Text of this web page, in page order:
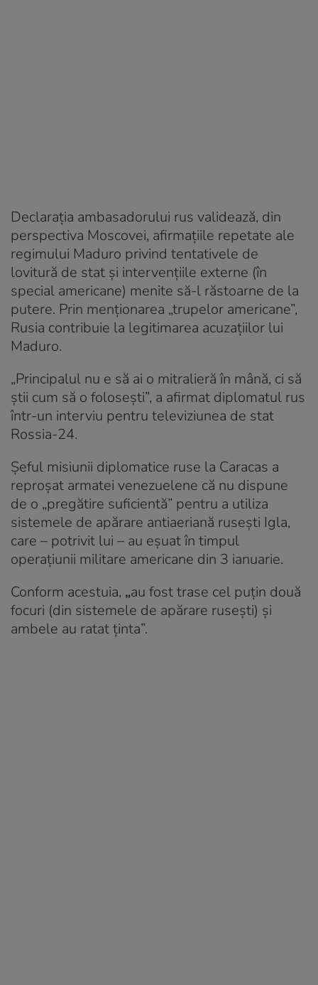
Declarația ambasadorului rus validează, din
perspectiva Moscovei, afirmațiile repetate ale
regimului Maduro privind tentativele de
lovitură de stat și intervențiile externe (în
special americane) menite să-l răstoarne de la
putere. Prin menționarea „trupelor americane”,
Rusia contribuie la legitimarea acuzațiilor lui
Maduro.
„Principalul nu e să ai o mitralieră în mână, ci să
știi cum să o folosești”, a afirmat diplomatul rus
într-un interviu pentru televiziunea de stat
Rossia-24.
Șeful misiunii diplomatice ruse la Caracas a
reproșat armatei venezuelene că nu dispune
de o „pregătire suficientă” pentru a utiliza
sistemele de apărare antiaeriană rusești Igla,
care – potrivit lui – au eșuat în timpul
operațiunii militare americane din 3 ianuarie.
Conform acestuia, „au fost trase cel puțin două
focuri (din sistemele de apărare rusești) și
ambele au ratat ținta”.